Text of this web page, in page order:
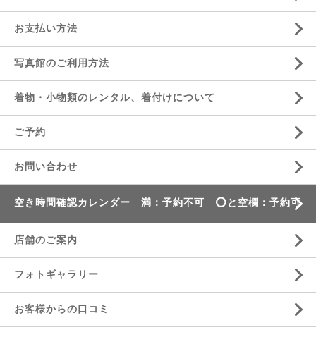
お支払い方法
写真館のご利用方法
着物・小物類のレンタル、着付けについて
ご予約
お問い合わせ
空き時間確認カレンダー 満：予約不可 ⭕️と空欄：予約可
店舗のご案内
フォトギャラリー
お客様からの口コミ